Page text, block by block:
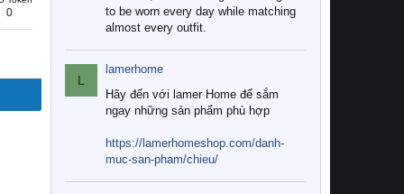
0
to be worn every day while matching
almost every outfit.
L
lamerhome
Hãy đến với lamer Home để sắm
ngay những sản phẩm phù hợp
https://lamerhomeshop.com/danh-
muc-san-pham/chieu/